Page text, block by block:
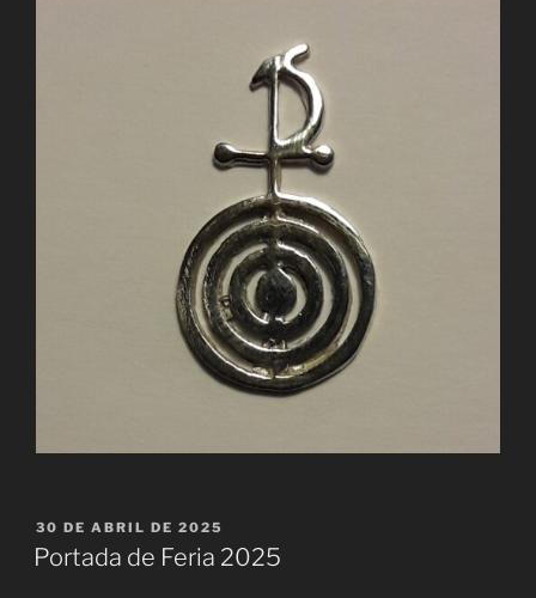
PUBLICADO
EL
30 DE ABRIL DE 2025
Portada de Feria 2025